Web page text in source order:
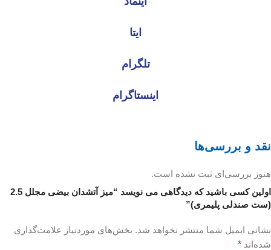
ایتا
تلگرام
اینستاگرام
نقد و بررسی‌ها
هنوز بررسی‌ای ثبت نشده است.
اولین کسی باشید که دیدگاهی می نویسد “میز آتشدان بیضی مجلل 2.5
(ست صندلی پلیمری)”
نشانی ایمیل شما منتشر نخواهد شد. بخش‌های موردنیاز علامت‌گذاری
شده‌اند *